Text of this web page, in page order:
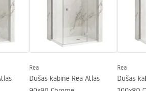
740
mm
Jā
_5.pdf
instrukcijaRea
Dušas kabīne Rea Atlas
Rea
Dušas